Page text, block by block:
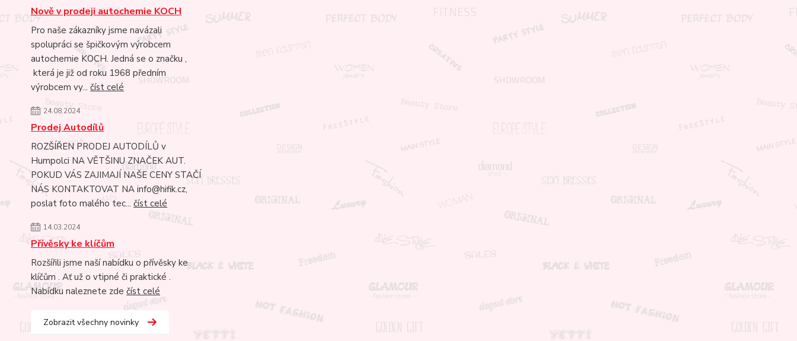
Nově v prodeji autochemie KOCH
Pro naše zákazníky jsme navázali
spolupráci se špičkovým výrobcem
autochemie KOCH. Jedná se o značku ,
která je již od roku 1968 předním
výrobcem vy... číst celé
24.08.2024
Prodej Autodílů
ROZŠÍŘEN PRODEJ AUTODÍLŮ v
Humpolci NA VĚTŠINU ZNAČEK AUT.
POKUD VÁS ZAJIMAJÍ NAŠE CENY STAČÍ
NÁS KONTAKTOVAT NA info@hifik.cz,
poslat foto malého tec... číst celé
14.03.2024
Přívěsky ke klíčům
Rozšířili jsme naší nabídku o přívěsky ke
klíčům . Ať už o vtipné či praktické .
Nabídku naleznete zde číst celé
Zobrazit všechny novinky